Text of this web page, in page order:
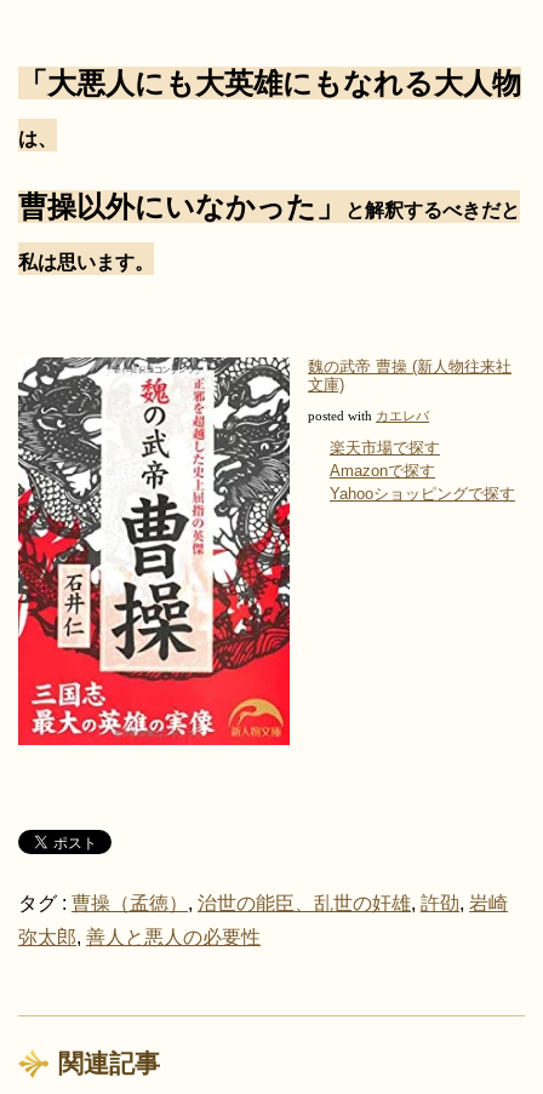
「大悪人にも大英雄にもなれる大人物
は、
曹操以外にいなかった」 と解釈するべきだと
私は思います。
魏の武帝 曹操 (新人物往来社
文庫)
posted with カエレバ
楽天市場で探す
Amazonで探す
Yahooショッピングで探す
タグ : 曹操（孟徳） , 治世の能臣、乱世の奸雄, 許劭, 岩崎
弥太郎, 善人と悪人の必要性
関連記事